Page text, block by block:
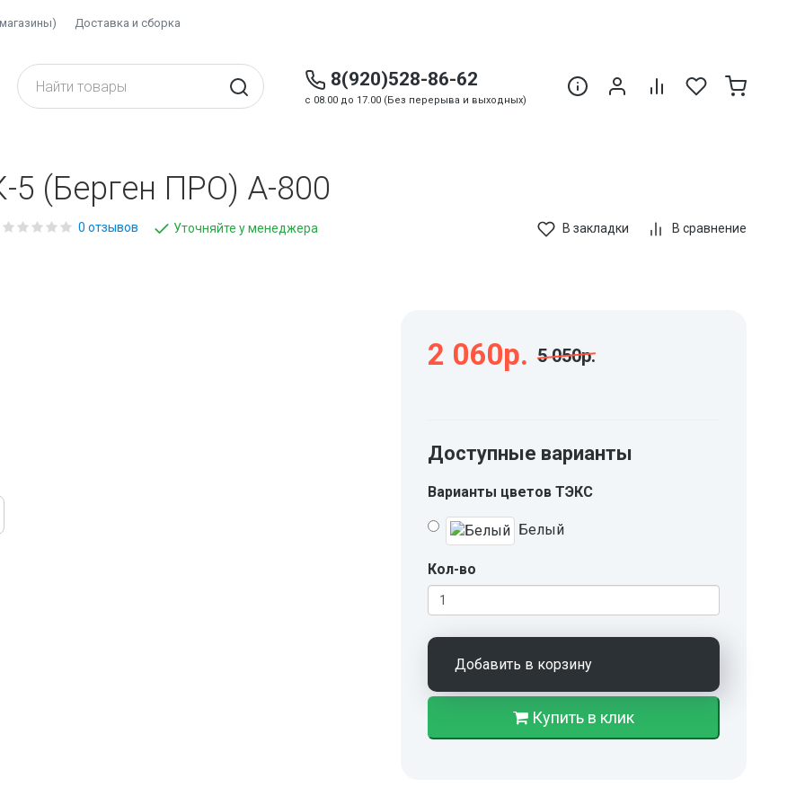
Доставка и сборка
8(920)528-86-62
c 08.00 до 17.00 (Без перерыва и выходных)
(Берген ПРО) А-800
0 отзывов Уточняйте у менеджера В закладки В сравнение
2 060р. 5 050р.
Доступные варианты
Варианты цветов ТЭКС
Белый
Кол-во
Добавить в корзину
Купить в клик